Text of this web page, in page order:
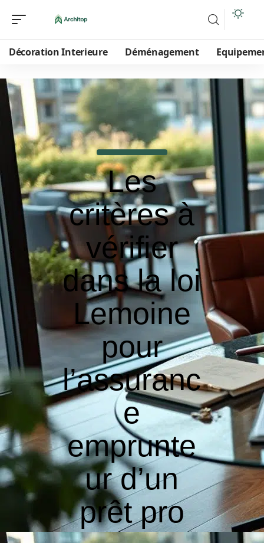
Décoration Interieure Déménagement
Les
critères à
vérifier
dans la loi
Lemoine
pour
l’assuranc
e
emprunte
ur d’un
prêt pro